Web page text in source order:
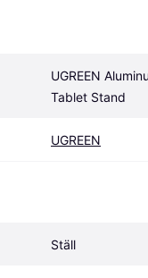
UGREEN
Tablet Stand
UGREEN
Ställ